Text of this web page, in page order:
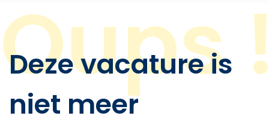
Deze vacature is
niet meer